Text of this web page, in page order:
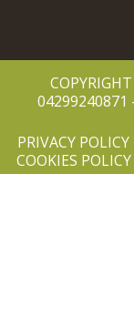
04299240871
PRIVACY POLICY
COOKIES POLICY